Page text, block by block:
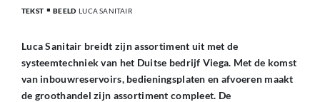
TEKST BEELD LUCA SANITAIR
Luca Sanitair breidt zijn assortiment uit met de
systeemtechniek van het Duitse bedrijf Viega. Met de komst
van inbouwreservoirs, bedieningsplaten en afvoeren maakt
de groothandel zijn assortiment compleet. De